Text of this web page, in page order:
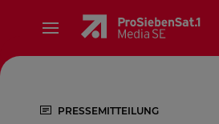
PRESSEMITTEILUNG